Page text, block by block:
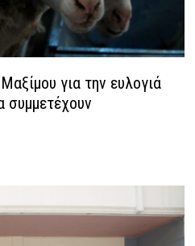
για την ευλογιά